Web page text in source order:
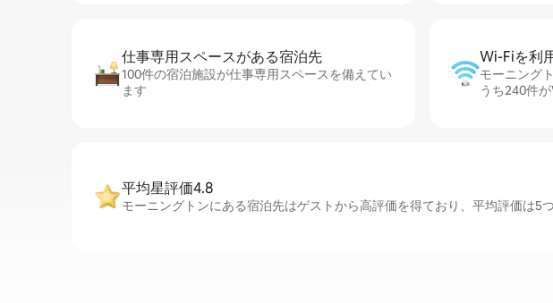
仕事専用ス⁠ペ⁠ー⁠スがあ⁠る宿⁠泊⁠先
100件の宿泊施設が仕事専用スペースを備えてい
ます
Wi-Fiを利⁠
モーニング
うち240件
平均星評価4.8
モーニングトンにある宿泊先はゲストから高評価を得ており、平均評価は5